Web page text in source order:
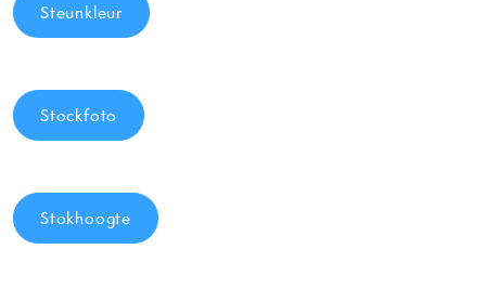
Steunkleur
Stockfoto
Stokhoogte